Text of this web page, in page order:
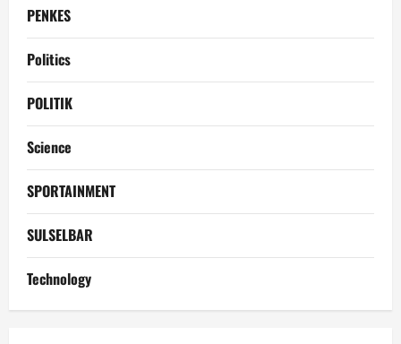
PENKES
Politics
POLITIK
Science
SPORTAINMENT
SULSELBAR
Technology